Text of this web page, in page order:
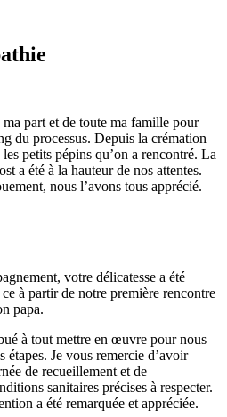
part et de toute ma famille pour
du processus. Depuis la crémation
petits pépins qu’on a rencontré. La
a été à la hauteur de nos attentes.
nous l’avons tous apprécié.
votre délicatesse a été
à partir de notre première rencontre
papa.
à tout mettre en œuvre pour nous
étapes. Je vous remercie d’avoir
de recueillement et de
sanitaires précises à respecter.
a été remarquée et appréciée.